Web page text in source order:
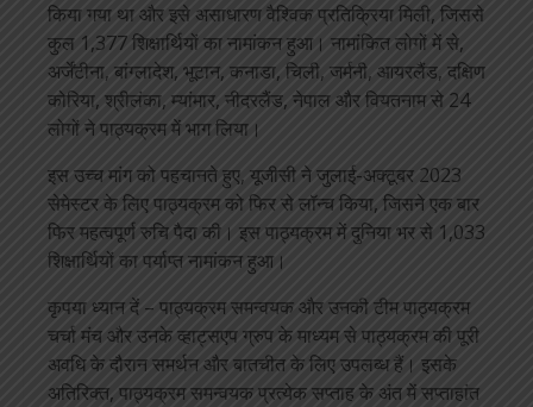
किया गया था और इसे असाधारण वैश्विक प्रतिक्रिया मिली, जिससे
कुल 1,377 शिक्षार्थियों का नामांकन हुआ। नामांकित लोगों में से,
अर्जेंटीना, बांग्लादेश, भूटान, कनाडा, चिली, जर्मनी, आयरलैंड, दक्षिण
कोरिया, श्रीलंका, म्यांमार, नीदरलैंड, नेपाल और वियतनाम से 24
लोगों ने पाठ्यक्रम में भाग लिया।
इस उच्च मांग को पहचानते हुए, यूजीसी ने जुलाई-अक्टूबर 2023
सेमेस्टर के लिए पाठ्यक्रम को फिर से लॉन्च किया, जिसने एक बार
फिर महत्वपूर्ण रुचि पैदा की। इस पाठ्यक्रम में दुनिया भर से 1,033
शिक्षार्थियों का पर्याप्त नामांकन हुआ।
कृपया ध्यान दें – पाठ्यक्रम समन्वयक और उनकी टीम पाठ्यक्रम
चर्चा मंच और उनके व्हाट्सएप ग्रुप के माध्यम से पाठ्यक्रम की पूरी
अवधि के दौरान समर्थन और बातचीत के लिए उपलब्ध हैं। इसके
अतिरिक्त, पाठ्यक्रम समन्वयक प्रत्येक सप्ताह के अंत में सप्ताहांत